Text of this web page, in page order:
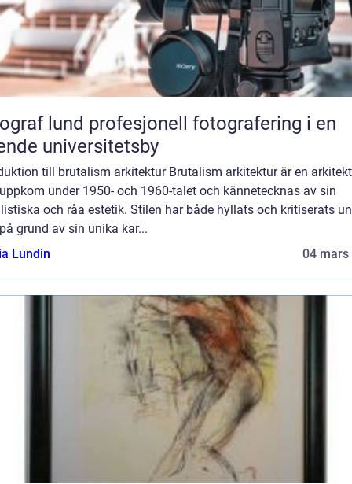
profesjonell fotografering i en
universitetsby
till brutalism arkitektur Brutalism arkitektur är en
under 1950- och 1960-talet och kännetecknas av sin
och råa estetik. Stilen har både hyllats och kritiserats
grund av sin unika kar...
Lundin
04 mars